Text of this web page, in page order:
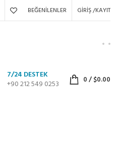
BEĞENILENLER GIRIŞ /KAYIT
7/24 DESTEK
+90 212 549 0253
0/$0.00